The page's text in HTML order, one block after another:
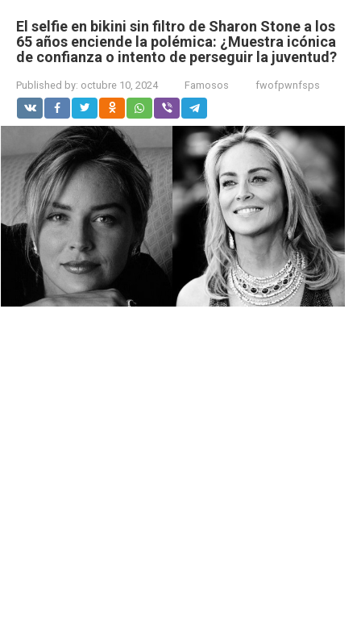
El selfie en bikini sin filtro de Sharon Stone a los
65 años enciende la polémica: ¿Muestra icónica
de confianza o intento de perseguir la juventud?
Published by: octubre 10, 2024 Famosos fwofpwnfsps